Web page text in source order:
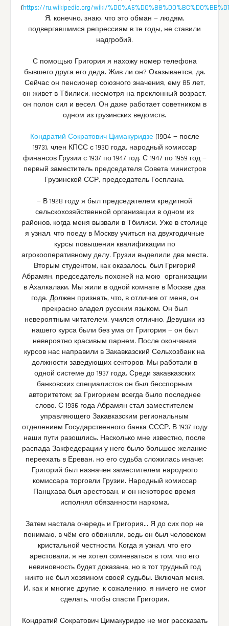
(https://ru.wikipedia.org/wiki/
Я, конечно, знаю, что это обман — людям,
подвергавшимся репрессиям в те годы, не ставили
надгробий.
С помощью Григория я нахожу номер телефона
бывшего друга его деда. Жив ли он? Оказывается, да.
Сейчас он пенсионер союзного значения, ему 85 лет,
он живет в Тбилиси, несмотря на преклонный возраст,
он полон сил и весел. Он даже работает советником в
одном из грузинских ведомств.
Кондратий Сократович Цимакуридзе(1904 — после
1973), член КПСС с 1930 года, народный комиссар
финансов Грузии с 1937 по 1947 год. С 1947 по 1959 год —
первый заместитель председателя Совета министров
Грузинской ССР, председатель Госплана.
— В 1928 году я был председателем кредитной
сельскохозяйственной организации в одном из
районов, когда меня вызвали в Тбилиси. Уже в столице
я узнал, что поеду в Москву учиться на двухгодичные
курсы повышения квалификации по
агрокооперативному делу. Грузии выделили два места.
Вторым студентом, как оказалось, был Григорий
Абрамян, председатель похожей на мою организации
в Ахалкалаки. Мы жили в одной комнате в Москве два
года. Должен признать, что, в отличие от меня, он
прекрасно владел русским языком. Он был
невероятным читателем, учился отлично. Девушки из
нашего курса были без ума от Григория — он был
невероятно красивым парнем. После окончания
курсов нас направили в Закавказский Сельхозбанк на
должности заведующих секторов. Мы работали в
одной системе до 1937 года. Среди закавказских
банковских специалистов он был бесспорным
авторитетом; за Григорием всегда было последнее
слово. С 1936 года Абрамян стал заместителем
управляющего Закавказским региональным
отделением Государственного банка СССР. В 1937 году
наши пути разошлись. Насколько мне известно, после
распада Закфедерации у него было большое желание
переехать в Ереван, но его судьба сложилась иначе:
Григорий был назначен заместителем народного
комиссара торговли Грузии. Народный комиссар
Панцхава был арестован, и он некоторое время
исполнял обязанности наркома.
Затем настала очередь и Григория… Я до сих пор не
понимаю, в чём его обвиняли, ведь он был человеком
кристальной честности. Когда я узнал, что его
арестовали, я не хотел сомневаться в том, что его
невиновность будет доказана, но в тот трудный год
никто не был хозяином своей судьбы. Включая меня.
И, как и многие другие, к сожалению, я ничего не смог
сделать, чтобы спасти Григория.
Кондратий Сократович Цимакуридзе не мог рассказать